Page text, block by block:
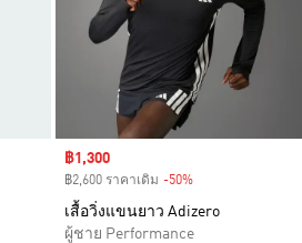
Sale price
฿1,300
฿2,600 ราคาเดิม -50%
เสื้อวิ่งแขนยาว Adizero
ผู้ชาย Performance